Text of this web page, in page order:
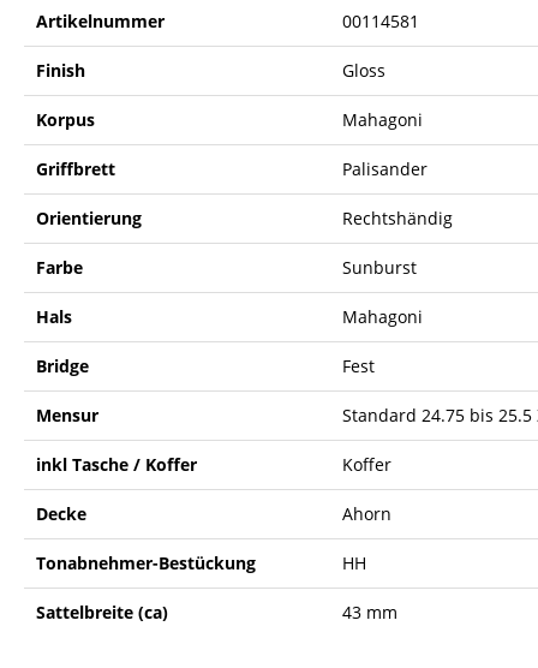
Artikelnummer 00114581
Finish Gloss
Korpus Mahagoni
Griffbrett Palisander
Orientierung Rechtshändig
Farbe Sunburst
Hals Mahagoni
Bridge Fest
Mensur Standard 24.75 bis 25.5
inkl Tasche / Koffer Koffer
Decke Ahorn
Tonabnehmer-Bestückung HH
Sattelbreite (ca) 43 mm